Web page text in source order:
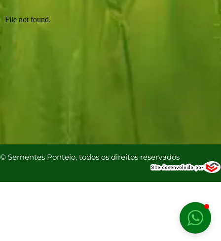
© Sementes Ponteio, todos os direitos reservados